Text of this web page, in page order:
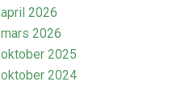
april 2026
mars 2026
oktober 2025
oktober 2024